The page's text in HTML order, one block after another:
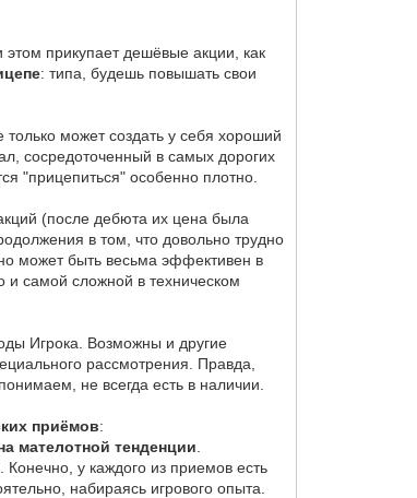
прикупает дешёвые акции, как
: типа, будешь повышать свои
только может создать у себя хороший
сосредоточенный в самых дорогих
"прицепиться" особенно плотно.
(после дебюта их цена была
в том, что довольно трудно
может быть весьма эффективен в
и самой сложной в техническом
Игрока. Возможны и другие
рассмотрения. Правда,
не всегда есть в наличии.
приёмов:
мателотной тенденции
у каждого из приемов есть
набираясь игрового опыта.